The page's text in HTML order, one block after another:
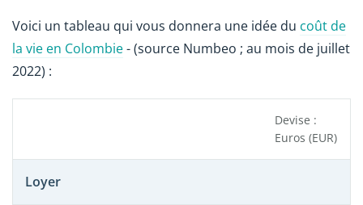
Voici un tableau qui vous donnera une idée du coût de
la vie en Colombie- (source Numbeo ; au mois de juillet
2022) :
Devise :
Euros (EUR)
Loyer